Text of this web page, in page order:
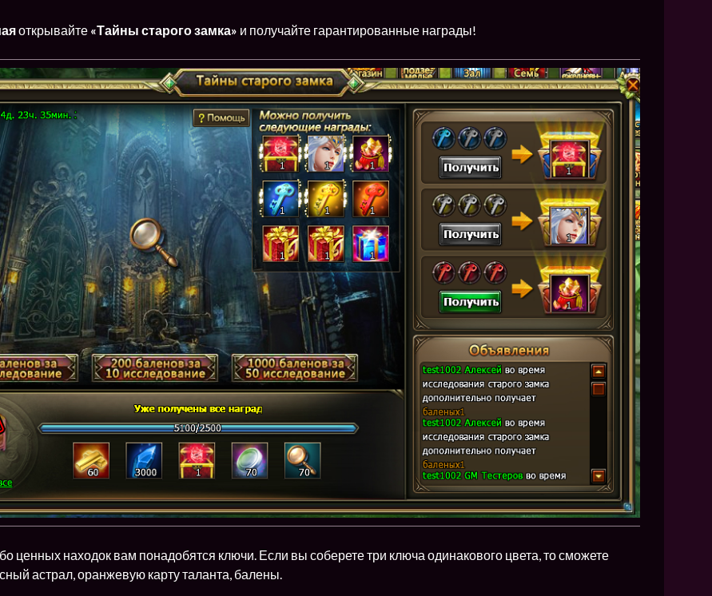
открывайте «Тайны старого замка» и получайте гарантированные награды!
ценных находок вам понадобятся ключи. Если вы соберете три ключа одинакового цвета, то сможете
астрал, оранжевую карту таланта, балены.